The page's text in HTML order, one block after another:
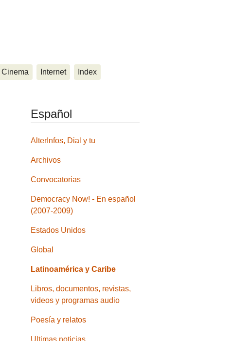
Cinema Internet Index
Español
AlterInfos, Dial y tu
Archivos
Convocatorias
Democracy Now! - En español
(2007-2009)
Estados Unidos
Global
Latinoamérica y Caribe
Libros, documentos, revistas,
videos y programas audio
Poesía y relatos